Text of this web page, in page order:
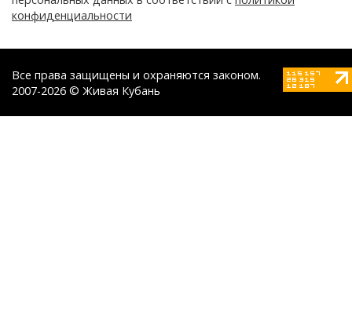
конфиденциальности
Все права защищены и охраняются законом.
2007-2026 © Живая Кубань